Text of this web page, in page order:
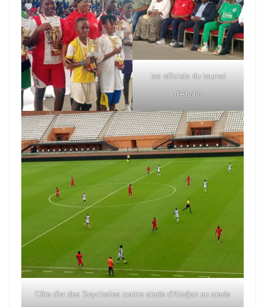
les officiels du tournoi
d'Abobo
Côte d'or des Seychelles contre stade d'Abidjan au stade